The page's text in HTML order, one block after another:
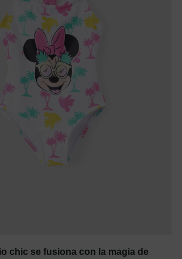
chic se fusiona con la magia de